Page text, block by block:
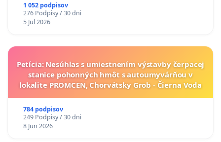
1 052 podpisov
276 Podpisy / 30 dni
5 Jul 2026
Petícia: Nesúhlas s umiestnením výstavby čerpacej
stanice pohonných hmôt s autoumyvárňou v
lokalite PROMCEN, Chorvátsky Grob - Čierna Voda
784 podpisov
249 Podpisy / 30 dni
8 Jun 2026